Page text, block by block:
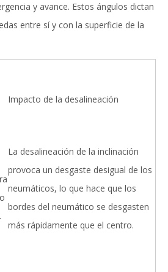
y avance. Estos ángulos dictan
entre sí y con la superficie de la
Impacto de la desalineación
La desalineación de la inclinación
provoca un desgaste desigual de los
neumáticos, lo que hace que los
bordes del neumático se desgasten
más rápidamente que el centro.